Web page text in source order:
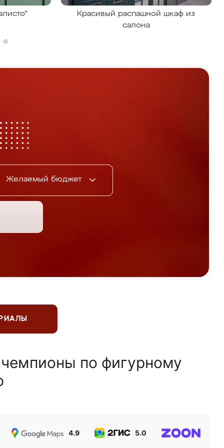
Красивый распашной шкаф из
салона
Желаемый бюджет
по фигурному
4.9 5.0